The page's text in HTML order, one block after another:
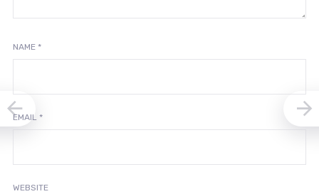
NAME *
EMAIL *
WEBSITE